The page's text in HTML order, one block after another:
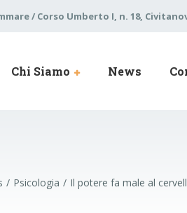
/ Corso Umberto I, n. 18,
Chi Siamo News
Psicologia Il potere fa male al